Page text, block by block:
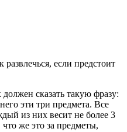
сказать такую фразу:
эти три предмета. Все
из них весит не более 3
же это за предметы,